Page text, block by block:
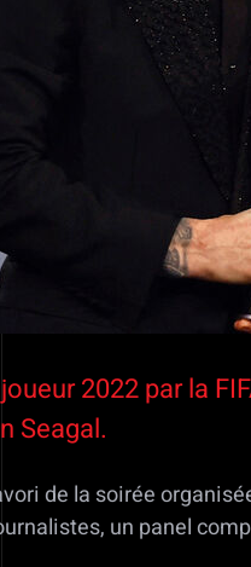
2022 par la
Seagal.
de la soirée
un panel